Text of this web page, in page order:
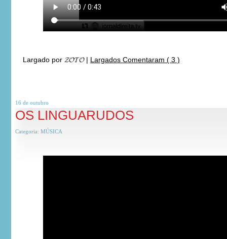
Largado por 𝓩𝓞𝓣𝓞| Largados Comentaram ( 3 )
16 de outubro
OS LINGUARUDOS
Categoria: MÚSICA